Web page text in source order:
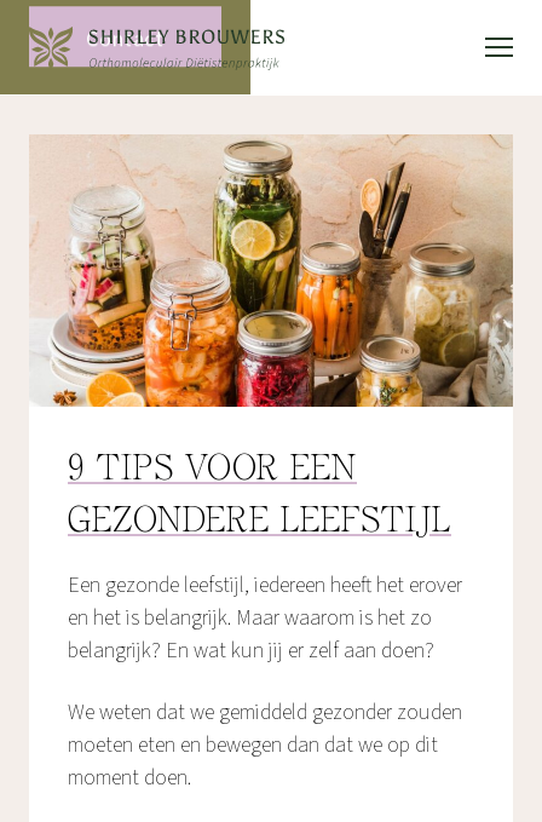
Contact
9 TIPS VOOR EEN
GEZONDERE LEEFSTIJL
Een gezonde leefstijl, iedereen heeft het erover
en het is belangrijk. Maar waarom is het zo
belangrijk? En wat kun jij er zelf aan doen?
We weten dat we gemiddeld gezonder zouden
moeten eten en bewegen dan dat we op dit
moment doen.